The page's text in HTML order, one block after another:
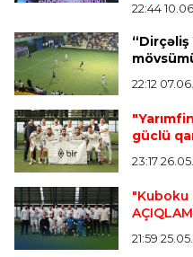
İspaniya L.L. 21:58 09.08.2026
Mourinyodan Vinisiusla
optimal formasında
Transfer 21:55 09.08.2026
“Mançester Yunayted”
Liqanın bombardirini
Transfer 21:49 09.08.2026
“Kristal Pelas” İsrail
22:44
22:12
güclü
23:17
"Kuboku
21:59